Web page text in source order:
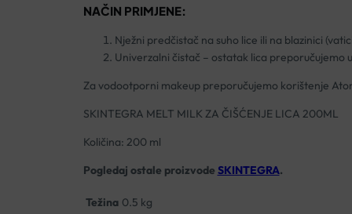
NAČIN PRIMJENE:
Nježni predčistač na suho lice ili na blazinici
Univerzalni čistač – ostatak lica preporučujemo
Za vodootporni makeup preporučujemo korištenje
SKINTEGRA MELT MILK ZA ČIŠĆENJE LICA 200ML
Količina: 200 ml
Pogledaj ostale proizvode SKINTEGRA.
Težina 0.5 kg